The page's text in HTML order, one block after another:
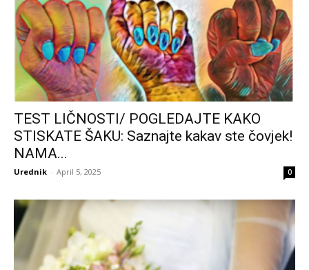
TEST LIČNOSTI/ POGLEDAJTE KAKO
STISKATE ŠAKU: Saznajte kakav ste čovjek!
NAMA...
Urednik - April 5, 2025 0